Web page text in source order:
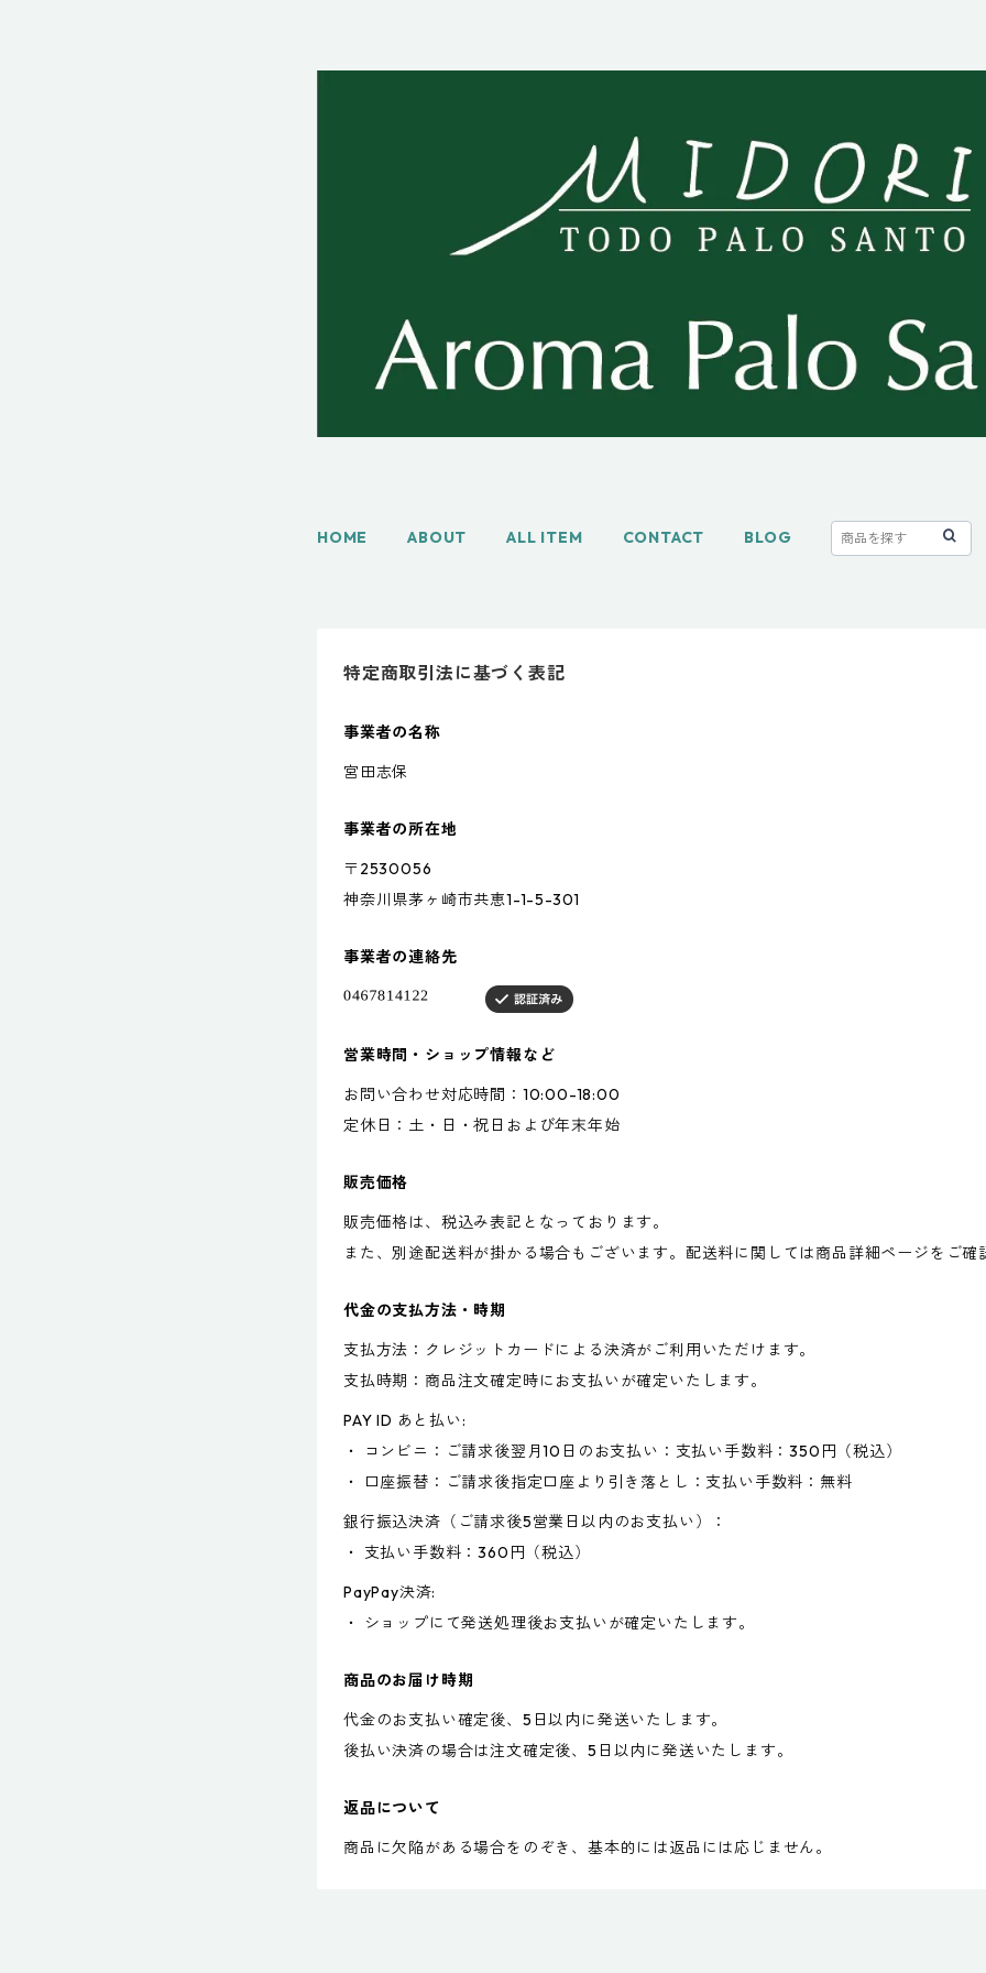
HOME ABOUT ALL ITEM CONTACT BLOG
特定商取引法に基づく表記
事業者の名称
宮田志保
事業者の所在地
〒2530056
神奈川県茅ヶ崎市共恵1-1-5-301
事業者の連絡先
営業時間・ショップ情報など
お問い合わせ対応時間：10:00-18:00
定休日：土・日・祝日および年末年始
販売価格
販売価格は、税込み表記となっております。
また、別途配送料が掛かる場合もございます。配送料に関しては商品詳細ページをご確
代金の支払方法・時期
支払方法：クレジットカードによる決済がご利用いただけます。
支払時期：商品注文確定時にお支払いが確定いたします。
PAY ID あと払い:
・ コンビニ：ご請求後翌月10日のお支払い：支払い手数料：350円（税込）
・ 口座振替：ご請求後指定口座より引き落とし：支払い手数料：無料
銀行振込決済（ご請求後5営業日以内のお支払い）：
・ 支払い手数料：360円（税込）
PayPay決済:
・ ショップにて発送処理後お支払いが確定いたします。
商品のお届け時期
代金のお支払い確定後、5日以内に発送いたします。
後払い決済の場合は注文確定後、5日以内に発送いたします。
返品について
商品に欠陥がある場合をのぞき、基本的には返品には応じません。